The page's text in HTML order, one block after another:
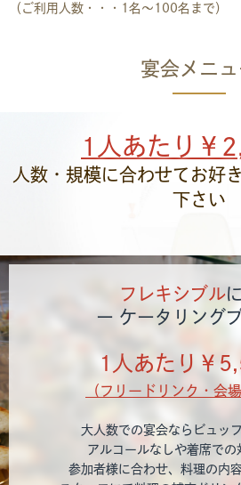
（ご利用人数・・・1名〜100名まで）
宴会メニュ
1人あたり￥
人数・規模に合わせてお好
下さい
フレキシブル
ー ケータリング
1人あたり￥
（フリードリンク・会
大人数での宴会ならビュッ
アルコールなしや着席での
参加者様に合わせ、料理の内